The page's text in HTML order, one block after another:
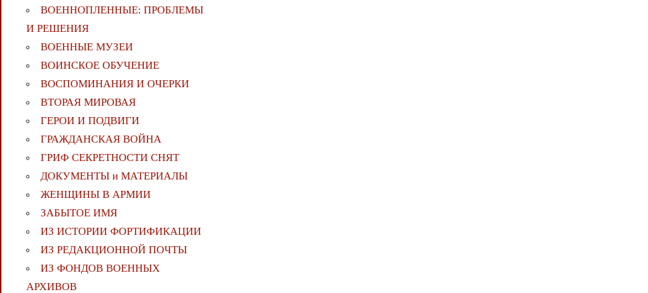
ВОЕННОПЛЕННЫЕ: ПРОБЛЕМЫ
И РЕШЕНИЯ
ВОЕННЫЕ МУЗЕИ
ВОИНСКОЕ ОБУЧЕНИЕ
ВОСПОМИНАНИЯ И ОЧЕРКИ
ВТОРАЯ МИРОВАЯ
ГЕРОИ И ПОДВИГИ
ГРАЖДАНСКАЯ ВОЙНА
ГРИФ СЕКРЕТНОСТИ СНЯТ
ДОКУМЕНТЫ и МАТЕРИАЛЫ
ЖЕНЩИНЫ В АРМИИ
ЗАБЫТОЕ ИМЯ
ИЗ ИСТОРИИ ФОРТИФИКАЦИИ
ИЗ РЕДАКЦИОННОЙ ПОЧТЫ
ИЗ ФОНДОВ ВОЕННЫХ
АРХИВОВ